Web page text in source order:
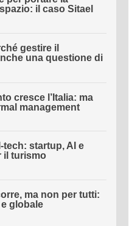
il caso Sitael
gestire il
una questione
cresce l’Italia: ma
management
tech: startup, AI e
il turismo
ma non per tutti:
e globale